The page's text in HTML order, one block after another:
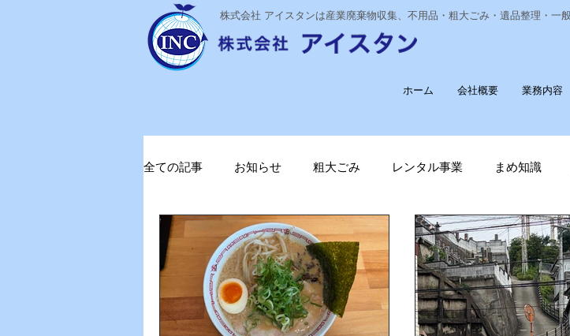
株式会社 アイスタンは産業廃棄物収集、不用品・粗大ごみ・遺品整理・一
ホーム 会社概要 業務内容
全ての記事 お知らせ 粗大ごみ レンタル事業 まめ知識
ステライザ 感染対策 経費削減 ナノゾーン デオグラ
ガソリン削減 電気代削減 長崎ヴェルカを応援しています！